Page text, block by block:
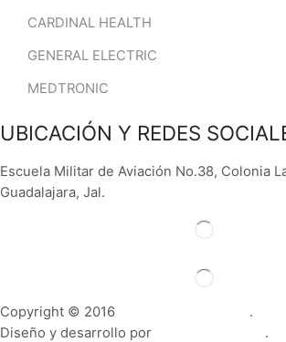
CARDINAL HEALTH
GENERAL ELECTRIC
MEDTRONIC
UBICACIÓN Y REDES
Escuela Militar de Aviación No.38, Colonia
Guadalajara, Jal.
Copyright © 2016
.
Diseño y desarrollo por
.